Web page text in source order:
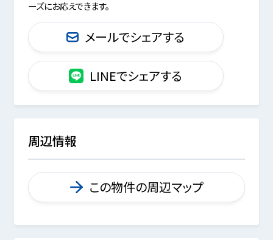
ーズにお応えできます。
メールでシェアする
LINEでシェアする
周辺情報
この物件の周辺マップ